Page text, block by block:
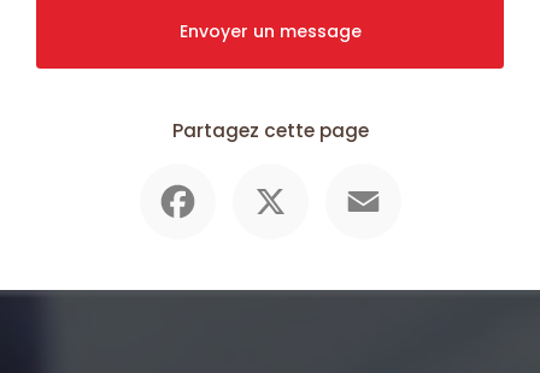
Envoyer un message
Partagez cette page